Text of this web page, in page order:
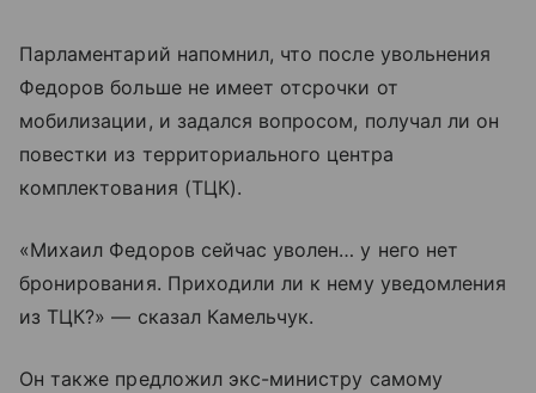
Парламентарий напомнил, что после увольнения
Федоров больше не имеет отсрочки от
мобилизации, и задался вопросом, получал ли он
повестки из территориального центра
комплектования (ТЦК).
«Михаил Федоров сейчас уволен… у него нет
бронирования. Приходили ли к нему уведомления
из ТЦК?» — сказал Камельчук.
Он также предложил экс-министру самому